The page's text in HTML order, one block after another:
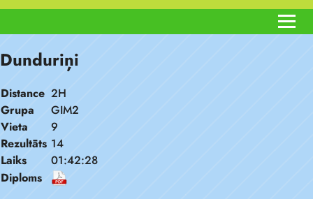
Dunduriņi
Distance 2H
Grupa
GIM2
Vieta
9
Rezultāts 14
Laiks
01:42:28
Diploms